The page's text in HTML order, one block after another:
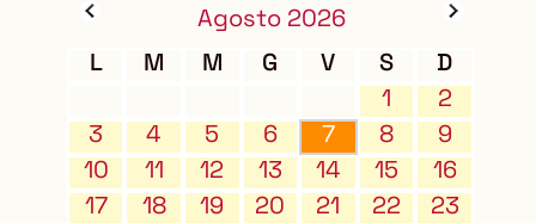
Agosto 2026
L
M M G V S
D
1
2
3
4 5 6 7 8
9
10
11 12 13 14 15
16
17
18 19 20 21 22
23